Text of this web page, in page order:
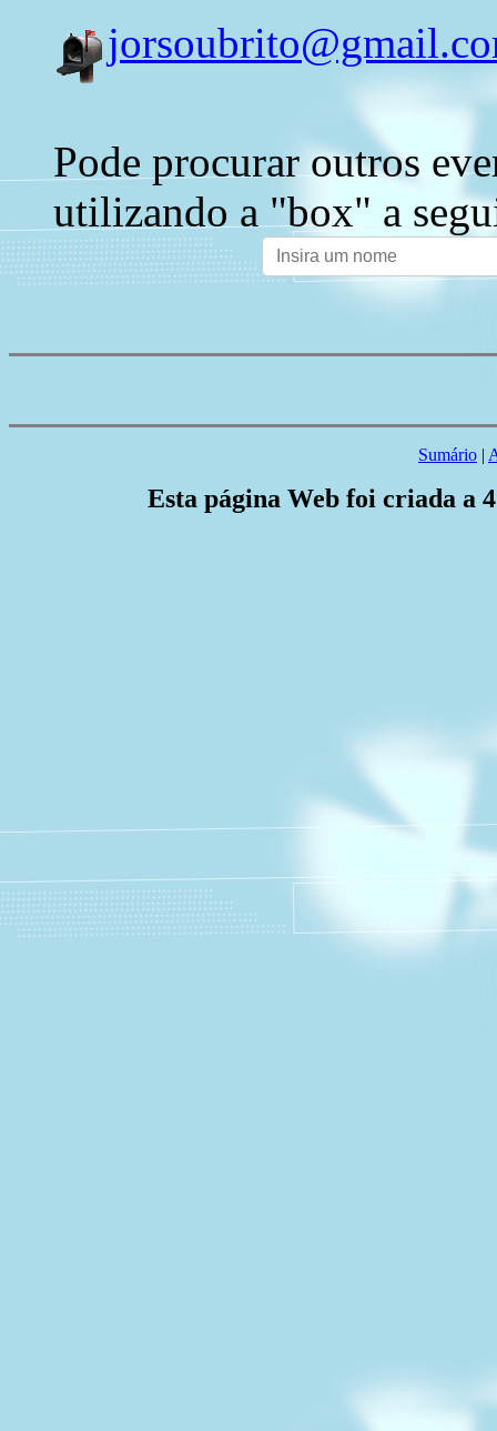
Pode procurar outros
utilizando a "box" a
Sumário |
Esta página Web foi criada a